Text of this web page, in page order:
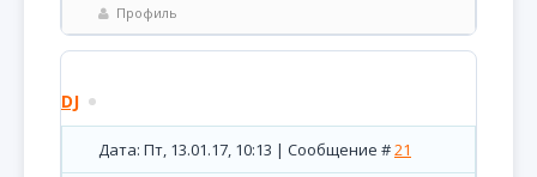
Профиль
DJ
Дата: Пт, 13.01.17, 10:13 | Сообщение #21